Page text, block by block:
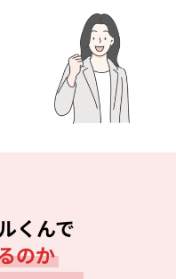
くんで
のか